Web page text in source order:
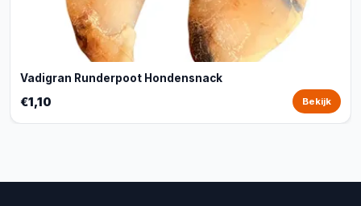
Vadigran Runderpoot Hondensnack
€1,10 Bekijk